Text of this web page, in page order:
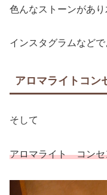
色んなストーンがあ
インスタグラムなど
アロマライトコン
そして
アロマライト コンセ